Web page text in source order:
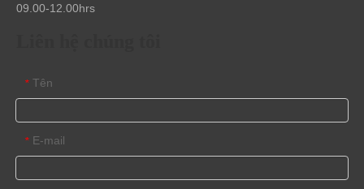
09.00-12.00hrs
* Tên
* E-mail